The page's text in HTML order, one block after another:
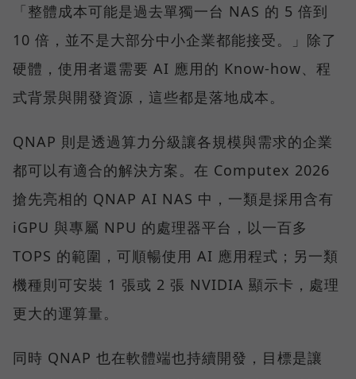
「整體成本可能是過去單獨一台 NAS 的 5 倍到
10 倍，並不是大部分中小企業都能接受。」除了
硬體，使用者還需要 AI 應用的 Know-how、程
式背景與開發資源，這些都是落地成本。
QNAP 則是透過算力分級讓各規模與需求的企業
都可以有適合的解決方案。在 Computex 2026
搶先亮相的 QNAP AI NAS 中，一類是採用含有
iGPU 與專屬 NPU 的處理器平台，以一百多
TOPS 的範圍，可順暢使用 AI 應用程式；另一類
機種則可安裝 1 張或 2 張 NVIDIA 顯示卡，處理
更大的運算量。
同時 QNAP 也在軟體端也持續開發，目標是讓